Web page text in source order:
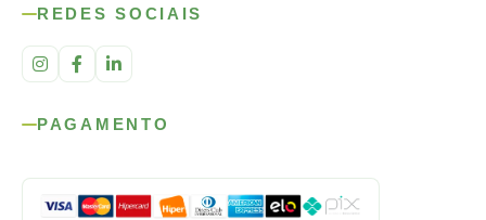
REDES SOCIAIS
PAGAMENTO